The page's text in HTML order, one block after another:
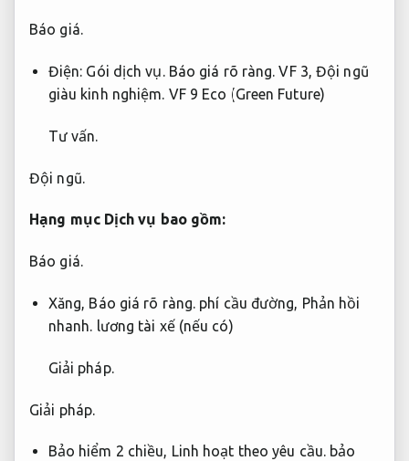
Báo giá.
Điện: Gói dịch vụ. Báo giá rõ ràng. VF 3,Đội ngũ
giàu kinh nghiệm. VF 9 Eco (Green Future)
Tư vấn.
Đội ngũ.
Hạng mục Dịch vụ bao gồm:
Báo giá.
Xăng, Báo giá rõ ràng. phí cầu đường, Phản hồi
nhanh. lương tài xế (nếu có)
Giải pháp.
Giải pháp.
Bảo hiểm 2 chiều, Linh hoạt theo yêu cầu.bảo